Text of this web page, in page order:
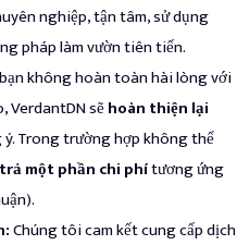
nghiệp, tận tâm, sử dụng
pháp làm vườn tiên tiến.
không hoàn toàn hài lòng với
VerdantDN sẽ hoàn thiện lại
Trong trường hợp không thể
một phần chi phítương ứng
Chúng tôi cam kết cung cấp dịch